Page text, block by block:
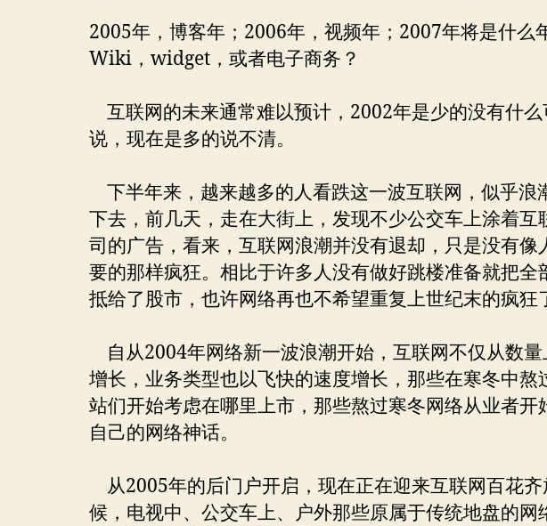
临
2005年，博客年；2006年，视频年；2007年将是什么
Wiki，widget，或者电子商务？
互联网的未来通常难以预计，2002年是少的没有什么
说，现在是多的说不清。
下半年来，越来越多的人看跌这一波互联网，似乎浪
下去，前几天，走在大街上，发现不少公交车上涂着互
司的广告，看来，互联网浪潮并没有退却，只是没有像
要的那样疯狂。相比于许多人没有做好跳楼准备就把全
抵给了股市，也许网络再也不希望重复上世纪末的疯狂
自从2004年网络新一波浪潮开始，互联网不仅从数
增长，业务类型也以飞快的速度增长，那些在寒冬中熬
站们开始考虑在哪里上市，那些熬过寒冬网络从业者开
自己的网络神话。
从2005年的后门户开启，现在正在迎来互联网百花
候，电视中、公交车上、户外那些原属于传统地盘的网